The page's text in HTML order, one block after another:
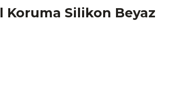
Koruma Silikon Beyaz